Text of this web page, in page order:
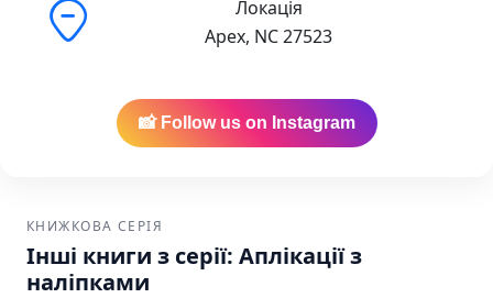
Локація
Apex, NC 27523
📸 Follow us on Instagram
КНИЖКОВА СЕРІЯ
Інші книги з серії: Аплікації з
наліпками